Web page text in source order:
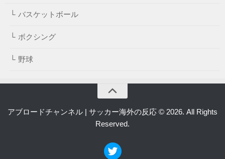
バスケットボール
ボクシング
野球
アブロードチャンネル | サッカー海外の反応 © 2026. All Rights
Reserved.